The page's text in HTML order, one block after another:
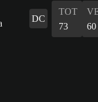
DC
TOT
73
60